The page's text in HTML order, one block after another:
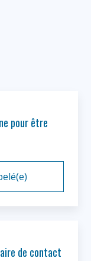
pour être
de contact